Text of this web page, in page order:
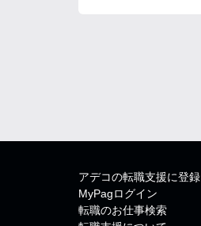
アデコの転職支援に登録
MyPagログイン
転職のお仕事検索